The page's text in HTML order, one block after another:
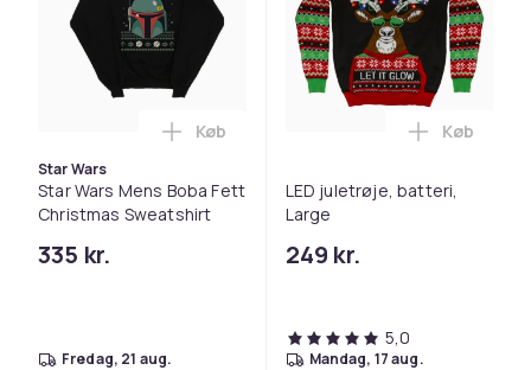
Star Wars
Star Wars Mens Boba Fett
Christmas Sweatshirt
335 kr.
Læg Star Wars Mens Boba Fett
Køb
fredag, 21 aug.
LED juletrøje, batteri,
Large
249 kr.
Læg LED
Køb
5,0
mandag, 17 aug.